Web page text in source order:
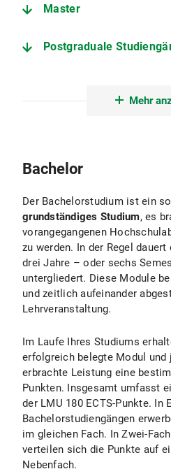
Master
Postgraduale
Mehr
Bachelor
Der Bachelorstudium ist ein
grundständiges Studium, es
vorangegangenen
zu werden. In der Regel
drei Jahre – oder sechs
untergliedert. Diese Module
und zeitlich aufeinander
Lehrveranstaltung.
Im Laufe Ihres Studiums
erfolgreich belegte Modul und
erbrachte Leistung eine
Punkten. Insgesamt umfasst
der LMU 180 ECTS-Punkte. In
Bachelorstudiengängen
im gleichen Fach. In Zwei-
verteilen sich die Punkte auf
Nebenfach.